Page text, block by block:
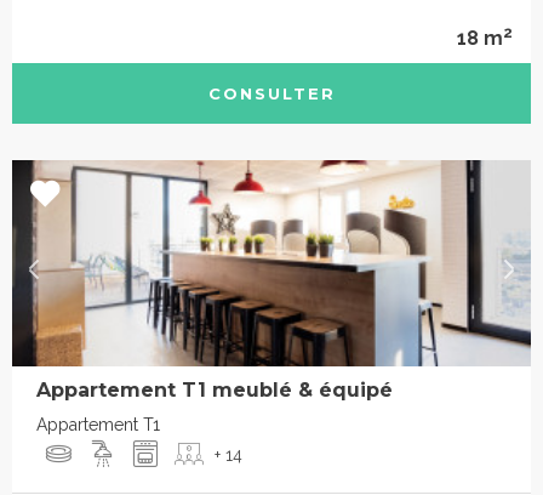
18 m2
CONSULTER
Appartement T1 meublé & équipé
Appartement T1
+ 14